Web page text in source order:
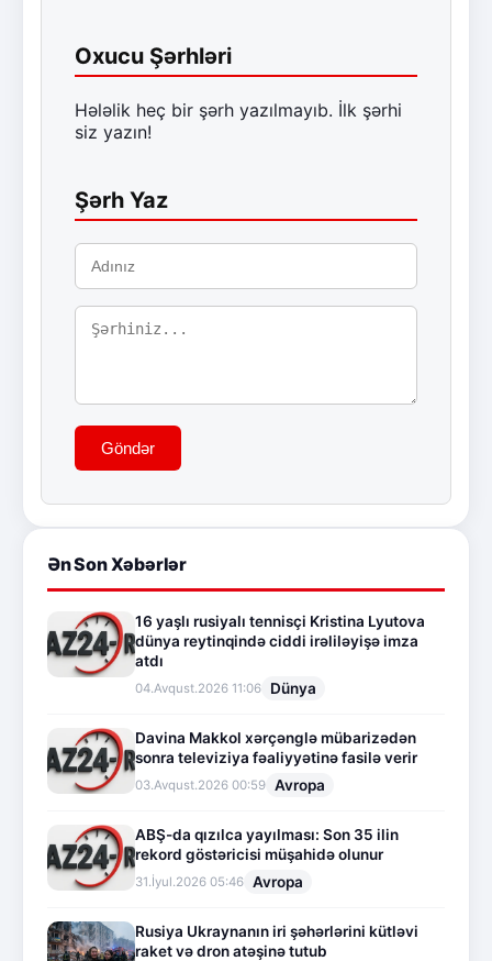
Oxucu Şərhləri
Hələlik heç bir şərh yazılmayıb. İlk şərhi
siz yazın!
Şərh Yaz
Göndər
Ən Son Xəbərlər
16 yaşlı rusiyalı tennisçi Kristina Lyutova
dünya reytinqində ciddi irəliləyişə imza
atdı
04.Avqust.2026 11:06 Dünya
Davina Makkol xərçənglə mübarizədən
sonra televiziya fəaliyyətinə fasilə verir
03.Avqust.2026 00:59 Avropa
ABŞ-da qızılca yayılması: Son 35 ilin
rekord göstəricisi müşahidə olunur
31.İyul.2026 05:46 Avropa
Rusiya Ukraynanın iri şəhərlərini kütləvi
raket və dron atəşinə tutub